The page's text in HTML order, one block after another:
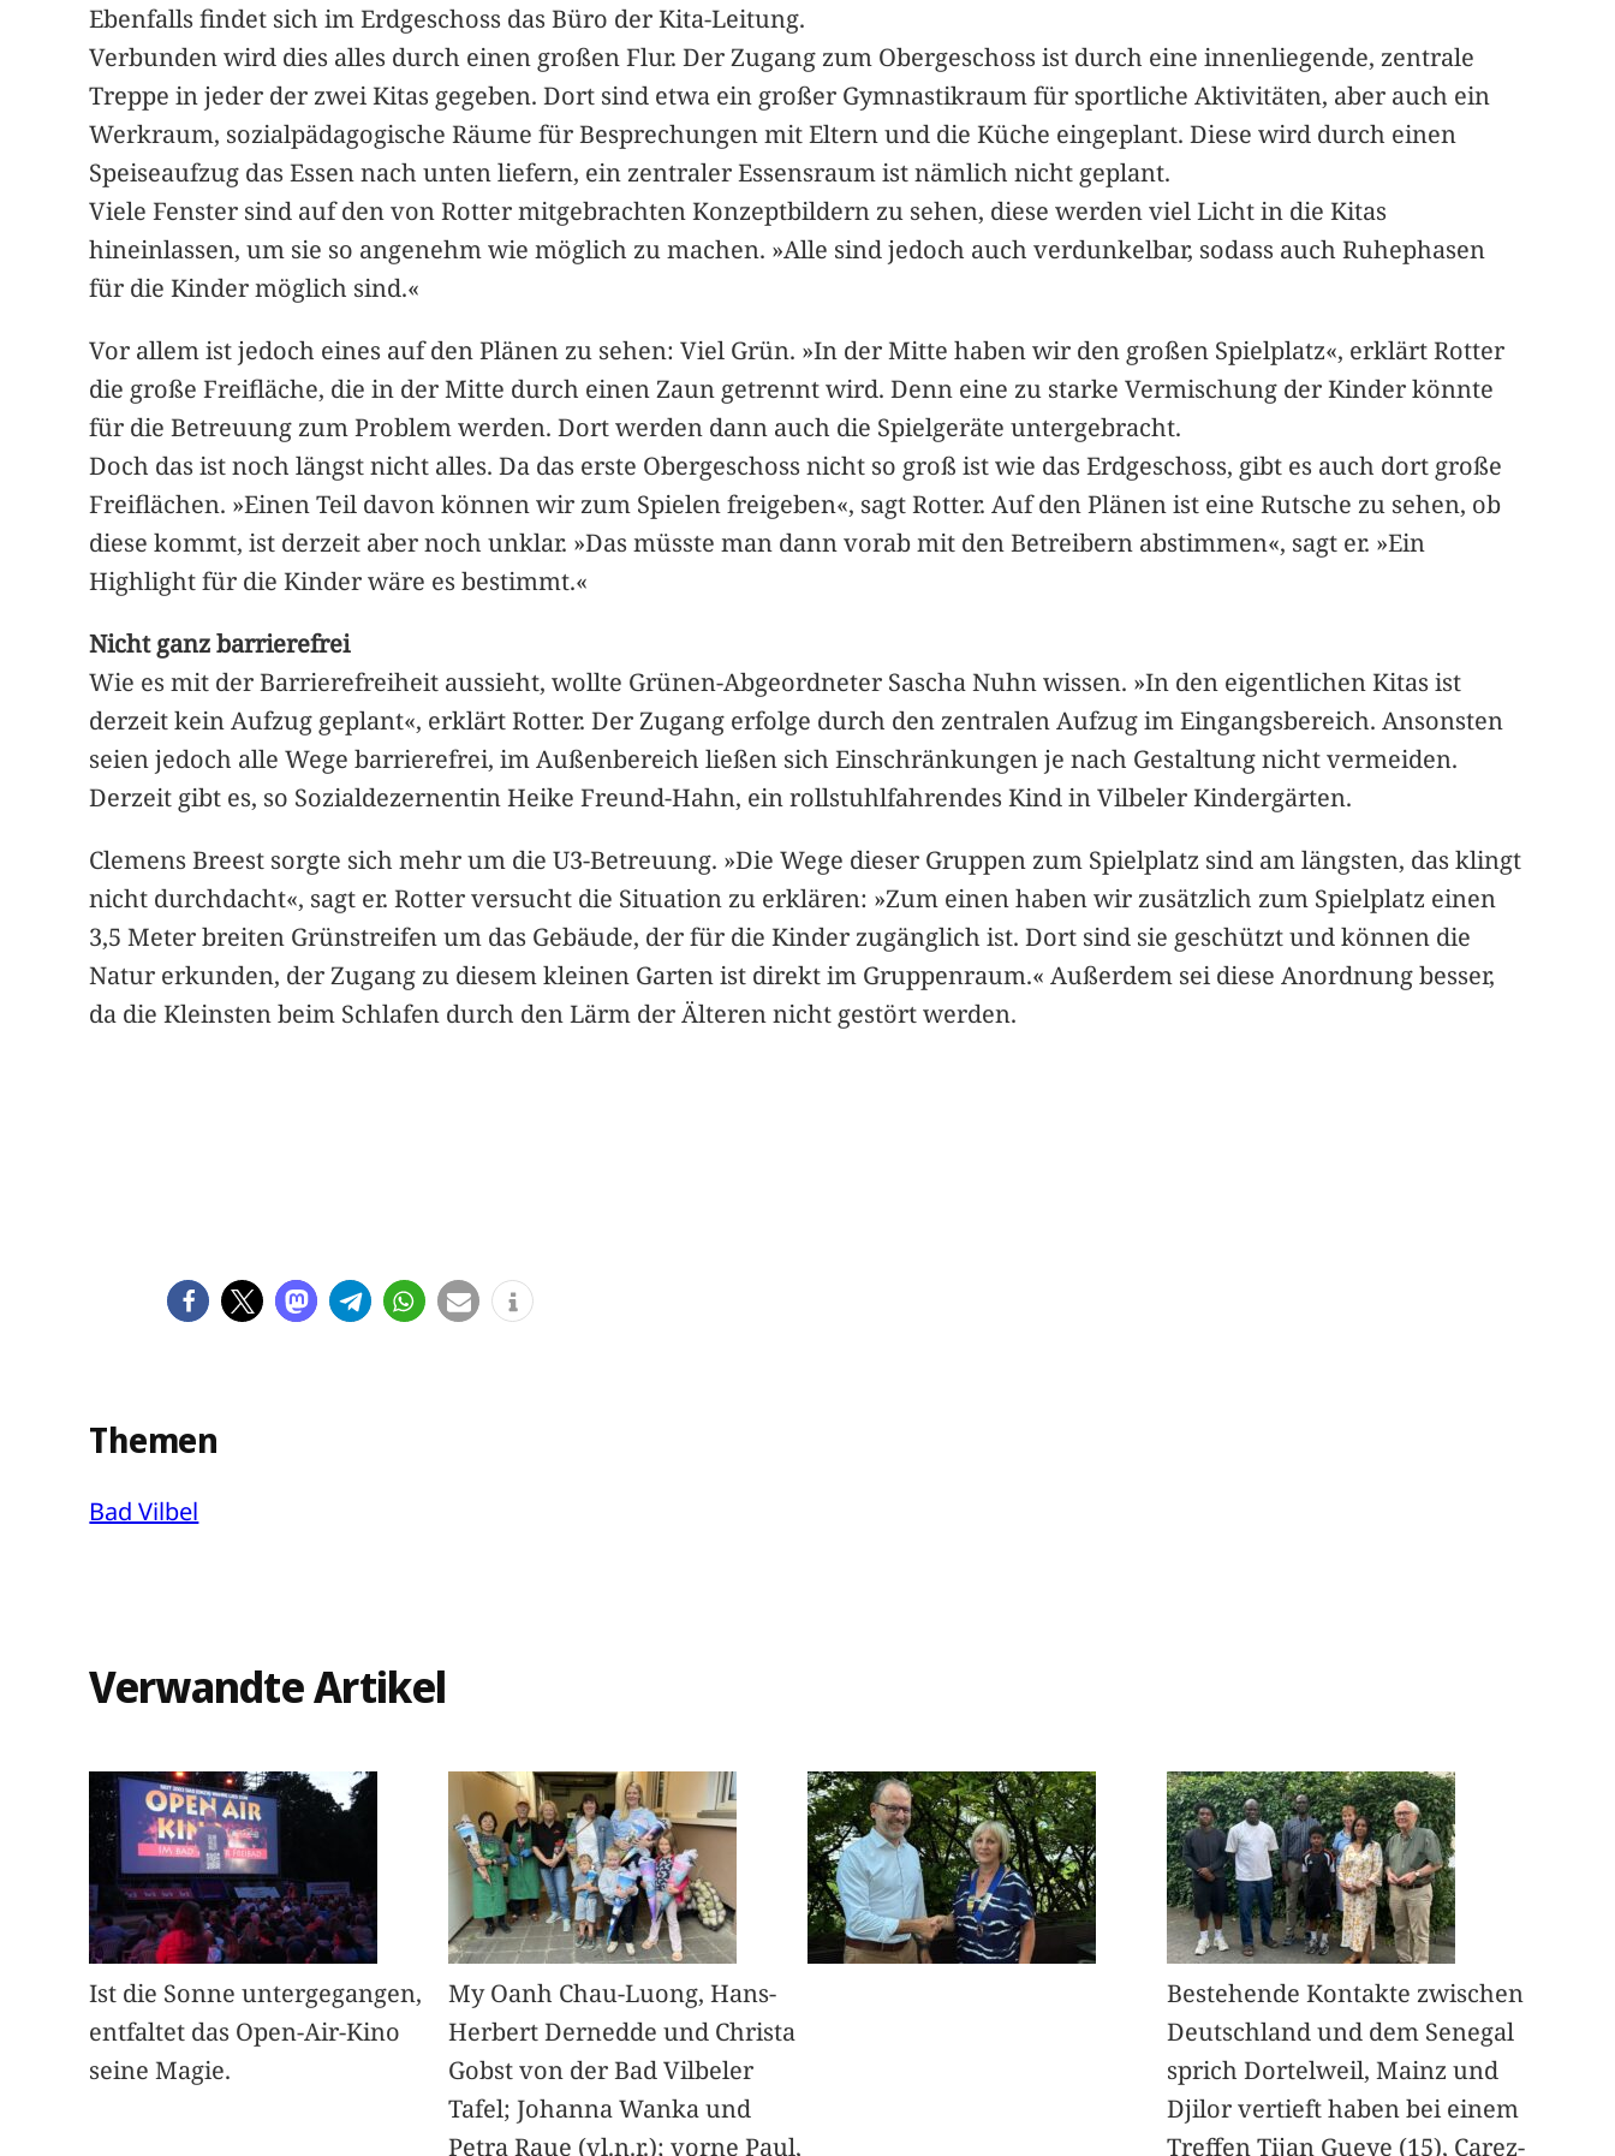
Ebenfalls findet sich im Erdgeschoss das Büro der Kita-Leitung.
Verbunden wird dies alles durch einen großen Flur. Der Zugang zum Obergeschoss ist durch eine innenliegende, zentrale
Treppe in jeder der zwei Kitas gegeben. Dort sind etwa ein großer Gymnastikraum für sportliche Aktivitäten, aber auch ein
Werkraum, sozialpädagogische Räume für Besprechungen mit Eltern und die Küche eingeplant. Diese wird durch einen
Speiseaufzug das Essen nach unten liefern, ein zentraler Essensraum ist nämlich nicht geplant.
Viele Fenster sind auf den von Rotter mitgebrachten Konzeptbildern zu sehen, diese werden viel Licht in die Kitas
hineinlassen, um sie so angenehm wie möglich zu machen. »Alle sind jedoch auch verdunkelbar, sodass auch Ruhephasen
für die Kinder möglich sind.«
Vor allem ist jedoch eines auf den Plänen zu sehen: Viel Grün. »In der Mitte haben wir den großen Spielplatz«, erklärt Rotter
die große Freifläche, die in der Mitte durch einen Zaun getrennt wird. Denn eine zu starke Vermischung der Kinder könnte
für die Betreuung zum Problem werden. Dort werden dann auch die Spielgeräte untergebracht.
Doch das ist noch längst nicht alles. Da das erste Obergeschoss nicht so groß ist wie das Erdgeschoss, gibt es auch dort große
Freiflächen. »Einen Teil davon können wir zum Spielen freigeben«, sagt Rotter. Auf den Plänen ist eine Rutsche zu sehen, ob
diese kommt, ist derzeit aber noch unklar. »Das müsste man dann vorab mit den Betreibern abstimmen«, sagt er. »Ein
Highlight für die Kinder wäre es bestimmt.«
Nicht ganz barrierefrei
Wie es mit der Barrierefreiheit aussieht, wollte Grünen-Abgeordneter Sascha Nuhn wissen. »In den eigentlichen Kitas ist
derzeit kein Aufzug geplant«, erklärt Rotter. Der Zugang erfolge durch den zentralen Aufzug im Eingangsbereich. Ansonsten
seien jedoch alle Wege barrierefrei, im Außenbereich ließen sich Einschränkungen je nach Gestaltung nicht vermeiden.
Derzeit gibt es, so Sozialdezernentin Heike Freund-Hahn, ein rollstuhlfahrendes Kind in Vilbeler Kindergärten.
Clemens Breest sorgte sich mehr um die U3-Betreuung. »Die Wege dieser Gruppen zum Spielplatz sind am längsten, das klingt
nicht durchdacht«, sagt er. Rotter versucht die Situation zu erklären: »Zum einen haben wir zusätzlich zum Spielplatz einen
3,5 Meter breiten Grünstreifen um das Gebäude, der für die Kinder zugänglich ist. Dort sind sie geschützt und können die
Natur erkunden, der Zugang zu diesem kleinen Garten ist direkt im Gruppenraum.« Außerdem sei diese Anordnung besser,
da die Kleinsten beim Schlafen durch den Lärm der Älteren nicht gestört werden.
Themen
Bad Vilbel
Verwandte Artikel
Ist die Sonne untergegangen,
entfaltet das Open-Air-Kino
seine Magie.
My Oanh Chau-Luong, Hans-
Herbert Dernedde und Christa
Gobst von der Bad Vilbeler
Tafel; Johanna Wanka und
Petra Raue (vl.n.r.); vorne Paul,
Bestehende Kontakte zwischen
Deutschland und dem Senegal
sprich Dortelweil, Mainz und
Djilor vertieft haben bei einem
Treffen Tijan Gueye (15), Carez-